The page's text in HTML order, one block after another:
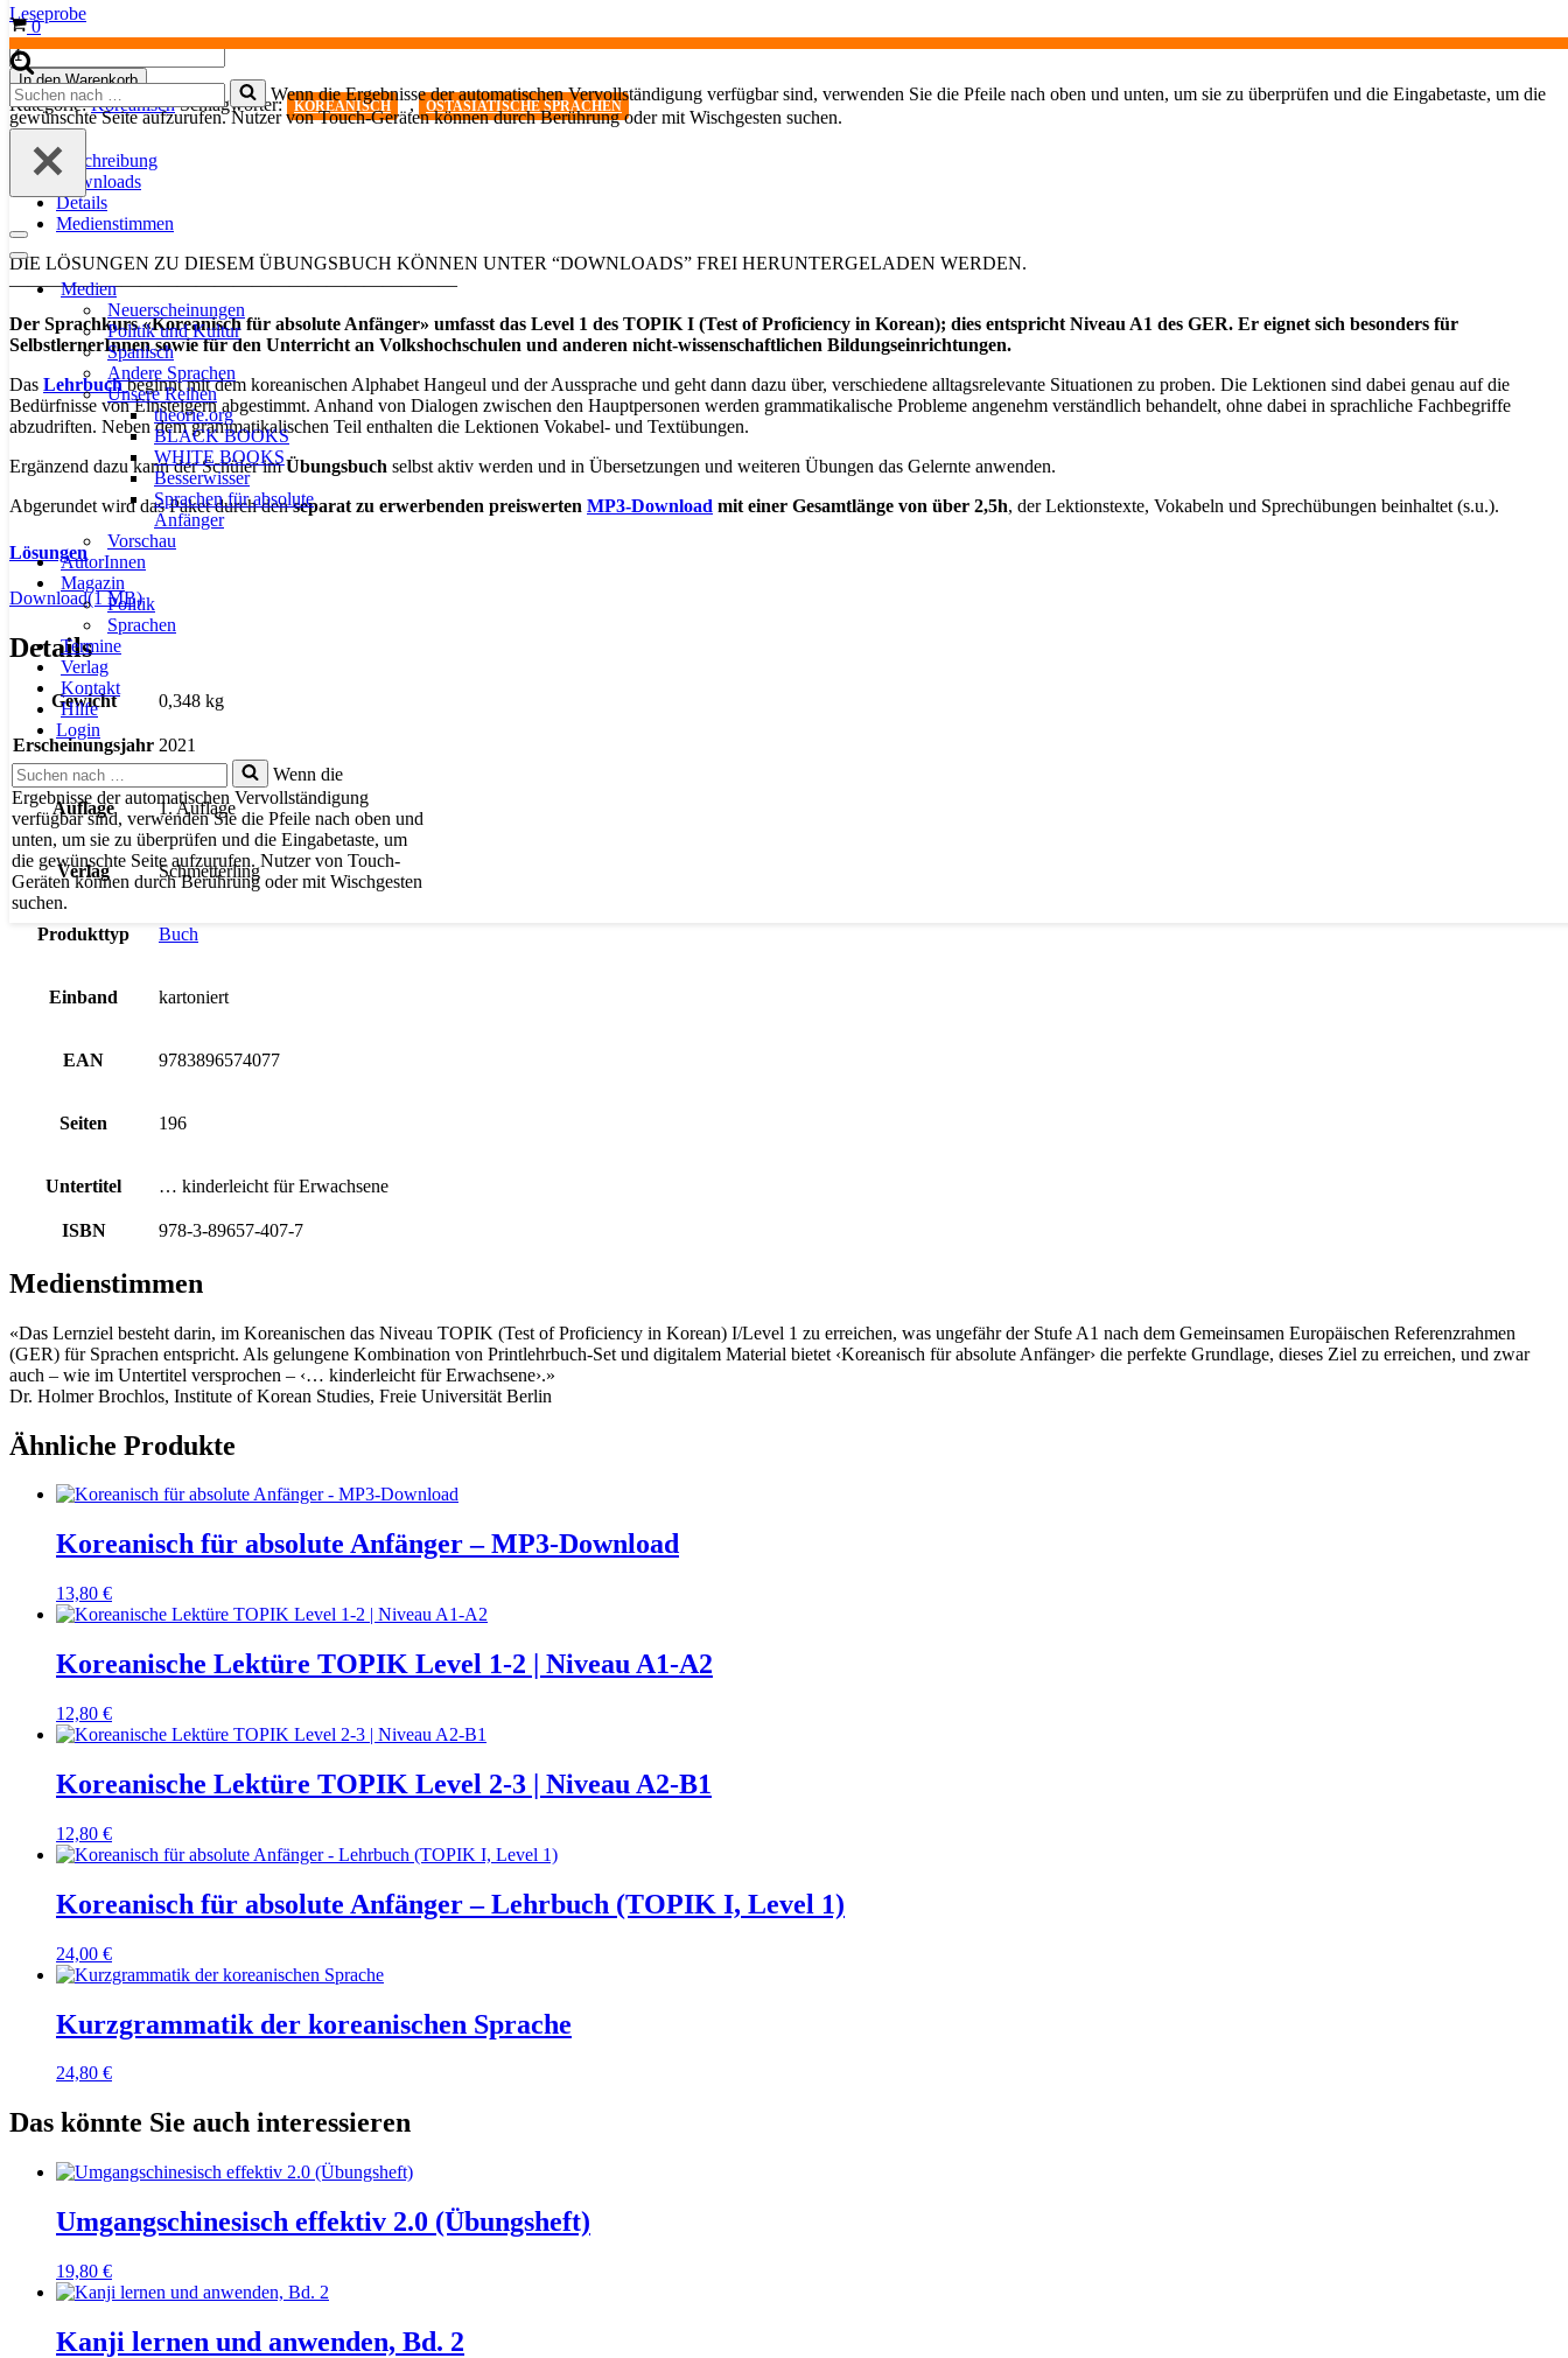
Warenkorb
0
Suchen
nach …
Wenn die Ergebnisse der automatischen Vervollständigung verfügbar sind, verwenden Sie die Pfeile nach oben und unten, um sie zu überprüfen und die Eingabetaste, um die
gewünschte Seite aufzurufen. Nutzer von Touch-Geräten können durch Berührung oder mit Wischgesten suchen.
Navigationsmenü
Navigationsmenü
Medien
Neuerscheinungen
Politik und Kultur
Spanisch
Andere Sprachen
Unsere Reihen
theorie.org
BLACK BOOKS
WHITE BOOKS
Besserwisser
Sprachen für absolute
Anfänger
Vorschau
AutorInnen
Magazin
Politik
Sprachen
Termine
Verlag
Kontakt
Hilfe
Login
Suchen
nach …
Wenn die
Ergebnisse der automatischen Vervollständigung
verfügbar sind, verwenden Sie die Pfeile nach oben und
unten, um sie zu überprüfen und die Eingabetaste, um
die gewünschte Seite aufzurufen. Nutzer von Touch-
Geräten können durch Berührung oder mit Wischgesten
suchen.
Leseprobe
Koreanisch
für
absolute
Anfänger
-
Übungsbuch
(TOPIK
I,
Level
1)
Menge
In den Warenkorb
Kategorie:Koreanisch Schlagwörter: KOREANISCH , OSTASIATISCHE SPRACHEN
Beschreibung
Downloads
Details
Medienstimmen
DIE LÖSUNGEN ZU DIESEM ÜBUNGSBUCH KÖNNEN UNTER “DOWNLOADS” FREI HERUNTERGELADEN WERDEN.
————————————————————————
Der Sprachkurs «Koreanisch für absolute Anfänger» umfasst das Level 1 des TOPIK I (Test of Proficiency in Korean); dies entspricht Niveau A1 des GER. Er eignet sich besonders für
SelbstlernerInnen sowie für den Unterricht an Volkshochschulen und anderen nicht-wissenschaftlichen Bildungseinrichtungen.
Das Lehrbuch beginnt mit dem koreanischen Alphabet Hangeul und der Aussprache und geht dann dazu über, verschiedene alltagsrelevante Situationen zu proben. Die Lektionen sind dabei genau auf die
Bedürfnisse von Einsteigern abgestimmt. Anhand von Dialogen zwischen den Hauptpersonen werden grammatikalische Probleme angenehm verständlich behandelt, ohne dabei in sprachliche Fachbegriffe
abzudriften. Neben dem grammatikalischen Teil enthalten die Lektionen Vokabel- und Textübungen.
Ergänzend dazu kann der Schüler imÜbungsbuch selbst aktiv werden und in Übersetzungen und weiteren Übungen das Gelernte anwenden.
Abgerundet wird das Paket durch denseparat zu erwerbenden preiswerten MP3-Download mit einer Gesamtlänge von über 2,5h, der Lektionstexte, Vokabeln und Sprechübungen beinhaltet (s.u.).
Lösungen
Download(1 MB)
Details
Gewicht 0,348 kg
Erscheinungsjahr 2021
Auflage 1. Auflage
Verlag Schmetterling
Produkttyp Buch
Einband kartoniert
EAN 9783896574077
Seiten 196
Untertitel … kinderleicht für Erwachsene
ISBN 978-3-89657-407-7
Medienstimmen
«Das Lernziel besteht darin, im Koreanischen das Niveau TOPIK (Test of Proficiency in Korean) I/Level 1 zu erreichen, was ungefähr der Stufe A1 nach dem Gemeinsamen Europäischen Referenzrahmen
(GER) für Sprachen entspricht. Als gelungene Kombination von Printlehrbuch-Set und digitalem Material bietet ‹Koreanisch für absolute Anfänger› die perfekte Grundlage, dieses Ziel zu erreichen, und zwar
auch – wie im Untertitel versprochen – ‹… kinderleicht für Erwachsene›.»
Dr. Holmer Brochlos, Institute of Korean Studies, Freie Universität Berlin
Ähnliche Produkte
Koreanisch für absolute Anfänger – MP3-Download
13,80 €
Koreanische Lektüre TOPIK Level 1-2 | Niveau A1-A2
12,80 €
Koreanische Lektüre TOPIK Level 2-3 | Niveau A2-B1
12,80 €
Koreanisch für absolute Anfänger – Lehrbuch (TOPIK I, Level 1)
24,00 €
Kurzgrammatik der koreanischen Sprache
24,80 €
Das könnte Sie auch interessieren
Umgangschinesisch effektiv 2.0 (Übungsheft)
19,80 €
Kanji lernen und anwenden, Bd. 2